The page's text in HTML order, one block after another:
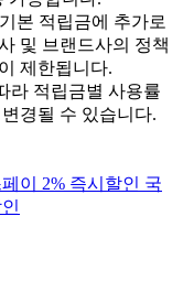
본 적립금에 추가로
및 브랜드사의 정책
제한됩니다.
라 적립금별 사용률
경될 수 있습니다.
페이 2% 즉시할인 국